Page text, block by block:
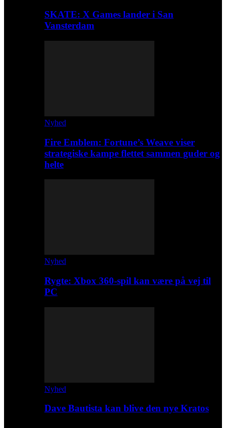
SKATE: X Games lander i San
Vansterdam
Nyhed
Fire Emblem: Fortune’s Weave viser
strategiske kampe flettet sammen guder og
helte
Nyhed
Rygte: Xbox 360-spil kan være på vej til
PC
Nyhed
Dave Bautista kan blive den nye Kratos